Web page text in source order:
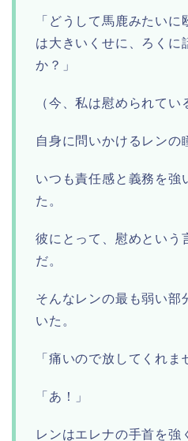
「どうして馬鹿みたい
は大きいくせに、ろくに
か？」
（今、私は慰められてい
自身に問いかけるレンの
いつも責任感と義務を強
た。
彼にとって、慰めという
だ。
そんなレンの最も弱い部
いた。
「痛いので放してくれま
「あ！」
レンはエレナの手首を強